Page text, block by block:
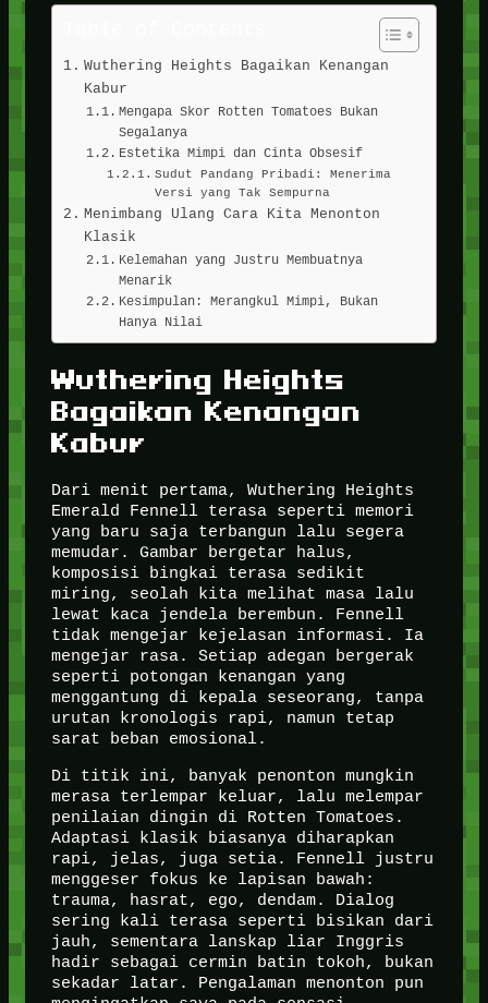
Wuthering Heights Bagaikan Kenangan
Kabur
Mengapa Skor Rotten Tomatoes Bukan
Segalanya
Estetika Mimpi dan Cinta Obsesif
Sudut Pandang Pribadi: Menerima
Versi yang Tak Sempurna
Menimbang Ulang Cara Kita Menonton
Klasik
Kelemahan yang Justru Membuatnya
Menarik
Kesimpulan: Merangkul Mimpi, Bukan
Hanya Nilai
Wuthering Heights
Bagaikan Kenangan
Kabur
Dari menit pertama, Wuthering Heights
Emerald Fennell terasa seperti memori
yang baru saja terbangun lalu segera
memudar. Gambar bergetar halus,
komposisi bingkai terasa sedikit
miring, seolah kita melihat masa lalu
lewat kaca jendela berembun. Fennell
tidak mengejar kejelasan informasi. Ia
mengejar rasa. Setiap adegan bergerak
seperti potongan kenangan yang
menggantung di kepala seseorang, tanpa
urutan kronologis rapi, namun tetap
sarat beban emosional.
Di titik ini, banyak penonton mungkin
merasa terlempar keluar, lalu melempar
penilaian dingin di Rotten Tomatoes.
Adaptasi klasik biasanya diharapkan
rapi, jelas, juga setia. Fennell justru
menggeser fokus ke lapisan bawah:
trauma, hasrat, ego, dendam. Dialog
sering kali terasa seperti bisikan dari
jauh, sementara lanskap liar Inggris
hadir sebagai cermin batin tokoh, bukan
sekadar latar. Pengalaman menonton pun